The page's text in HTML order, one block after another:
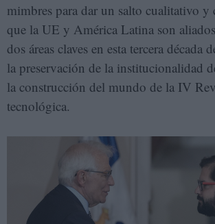
mimbres para dar un salto cualitativo
que la UE y América Latina son
dos áreas claves en esta tercera
la preservación de la institucionalidad
la construcción del mundo de la IV
tecnológica.